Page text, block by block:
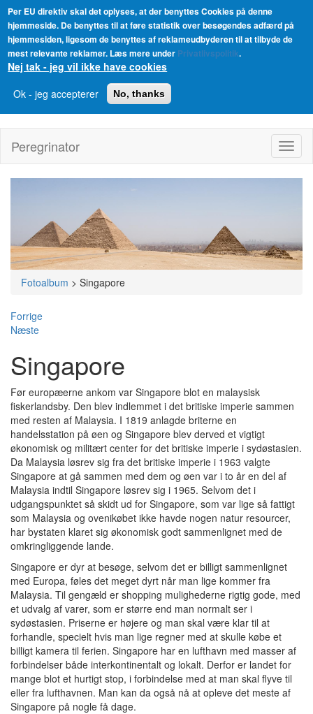
Per EU direktiv skal det oplyses, at der benyttes Cookies på denne
hjemmeside. De benyttes til at føre statistik over besøgendes adfærd på
hjemmesiden, ligesom de benyttes af reklameudbyderen til at tilbyde de
mest relevante reklamer. Læs mere under Privatlivspolitik.
Nej tak - jeg vil ikke have cookies
Ok - jeg accepterer
No, thanks
hovedindhold
Peregrinator
Fotoalbum > Singapore
Forrige
Næste
Singapore
Før europæerne ankom var Singapore blot en malaysisk
fiskerlandsby. Den blev indlemmet i det britiske imperie sammen
med resten af Malaysia. I 1819 anlagde briterne en
handelsstation på øen og Singapore blev derved et vigtigt
økonomisk og militært center for det britiske imperie i sydøstasien.
Da Malaysia løsrev sig fra det britiske imperie i 1963 valgte
Singapore at gå sammen med dem og øen var i to år en del af
Malaysia indtil Singapore løsrev sig i 1965. Selvom det i
udgangspunktet så skidt ud for Singapore, som var lige så fattigt
som Malaysia og ovenikøbet ikke havde nogen natur resourcer,
har bystaten klaret sig økonomisk godt sammenlignet med de
omkringliggende lande.
Singapore er dyr at besøge, selvom det er billigt sammenlignet
med Europa, føles det meget dyrt når man lige kommer fra
Malaysia. Til gengæld er shopping mulighederne rigtig gode, med
et udvalg af varer, som er større end man normalt ser i
sydøstasien. Priserne er højere og man skal være klar til at
forhandle, specielt hvis man lige regner med at skulle købe et
billigt kamera til ferien. Singapore har en lufthavn med masser af
forbindelser både interkontinentalt og lokalt. Derfor er landet for
mange blot et hurtigt stop, i forbindelse med at man skal flyve til
eller fra lufthavnen. Man kan da også nå at opleve det meste af
Singapore på nogle få dage.